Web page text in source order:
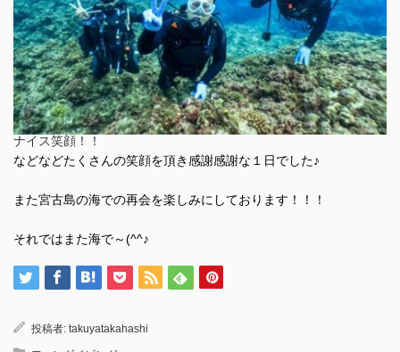
ナイス笑顔！！
などなどたくさんの笑顔を頂き感謝感謝な１日でした♪
また宮古島の海での再会を楽しみにしております！！！
それではまた海で～(^^♪
投稿者: takuyatakahashi